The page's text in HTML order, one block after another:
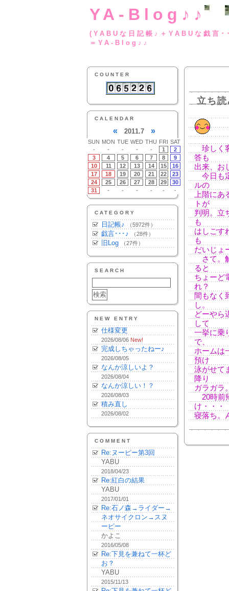
YA-Blog♪♪
(YABUな日記帳♪
＝YA-Blog♪♪
COUNTER
CALENDAR
« 2011.7 »
SUN MON TUE WED THU FRI SAT
-
- - - - 1
2
3
4 5 6 7 8
9
10
11 12 13 14 15
16
17
18 19 20 21 22
23
24
25 26 27 28 29
30
31
- - - - - -
CATEGORY
日記帳♪ （5972件）
戯言･･･♪ （28件）
旧Log （27件）
SEARCH
NEW ENTRY
仕様変更
2026/08/06 New!
完成しちゃったねー♪
2026/08/05
なんか涼しいよ？
2026/08/04
なんか涼しい！？
2026/08/03
積み直し
2026/08/02
COMMENT
Re:ヌーピー第3回
YABU
2018/04/23
Re:紅白の結果
YABU
2017/01/01
Re:石ノ森→ライダー→
ネオサイクロン→スヌ
ーピー
かよこ
2016/05/08
Re:下見を兼ねて一杯ど
お？
YABU
2015/11/13
立ち
珍しく
答も
出来、お
今日も
ルの
上階に
トが
判明。立
も
はしごす
も
だいじょ
さて。
ると
ちょーど
れ？
間もなく
し。
どーやら
して
一挙に乗
で、
ホームは
預け
泳がせて
降り
ガラガラ
20時前
け・・・
寝落ち。